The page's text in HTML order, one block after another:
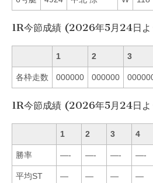
1R今節成績 (2026年5月24日
1 2 3
各枠走数 000000 000000
1R今節成績 (2026年5月24日
1 2 3 4
勝率 —- —- —- —-
平均ST — — — —